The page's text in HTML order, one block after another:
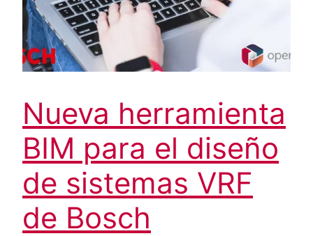
Nueva herramienta
BIM para el diseño
de sistemas VRF
de Bosch